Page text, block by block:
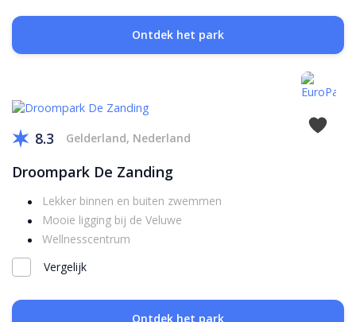
Ontdek het park
8.3 Gelderland, Nederland
Droompark De Zanding
Lekker binnen en buiten zwemmen
Mooie ligging bij de Veluwe
Wellnesscentrum
Vergelijk
Ontdek het park